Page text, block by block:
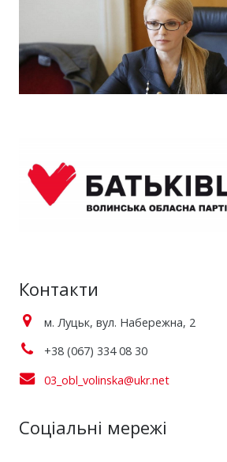
Контакти
м. Луцьк, вул. Набережна, 2
+38 (067) 334 08 30
03_obl_volinska@ukr.net
Соціальні мережі